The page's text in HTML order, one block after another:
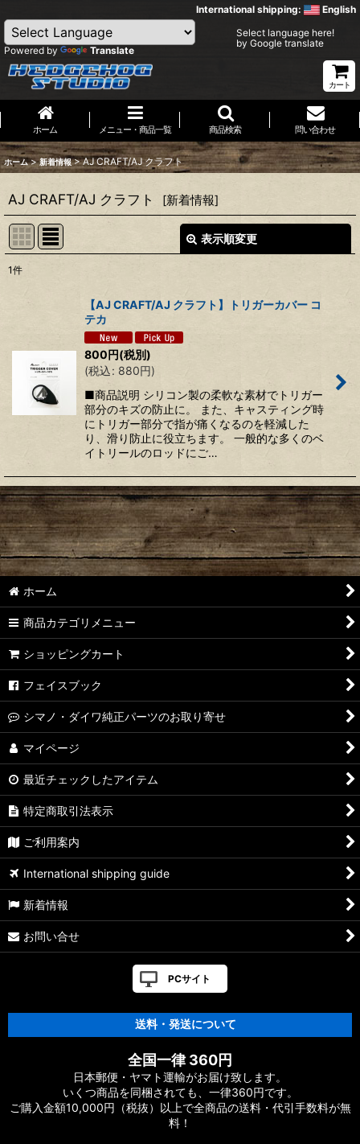
International shipping: English
Powered by Translate
Select language here!
by Google translate
カート
ホーム メニュー・商品一覧 商品検索 問い合わせ
ホーム > 新着情報 > AJ CRAFT/AJ クラフト
AJ CRAFT/AJ クラフト [新着情報]
表示順変更
1件
【AJ CRAFT/AJ クラフト】トリガーカバー コ
テカ
800円(税別)
(税込: 880円)
■商品説明 シリコン製の柔軟な素材でトリガー
部分のキズの防止に。 また、キャスティング時
にトリガー部分で指が痛くなるのを軽減した
り、滑り防止に役立ちます。 一般的な多くのベ
イトリールのロッドにご…
ホーム
商品カテゴリメニュー
ショッピングカート
フェイスブック
シマノ・ダイワ純正パーツのお取り寄せ
マイページ
最近チェックしたアイテム
特定商取引法表示
ご利用案内
International shipping guide
新着情報
お問い合せ
PCサイト
送料・発送について
全国一律 360円
日本郵便・ヤマト運輸がお届け致します。
いくつ商品を同梱されても、一律360円です。
ご購入金額10,000円（税抜）以上で全商品の送料・代引手数料が無
料！